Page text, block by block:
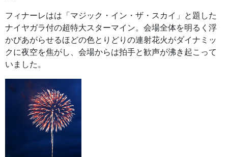
フィナーレはは「マジック・イン・ザ・スカイ」と題した
ナイヤガラ付の超特大スターマイン。会場全体を明るく浮
かびあがらせるほどの色とりどりの連射花火がダイナミッ
クに夜空を焦がし、会場からは拍手と歓声が沸き起こって
いました。